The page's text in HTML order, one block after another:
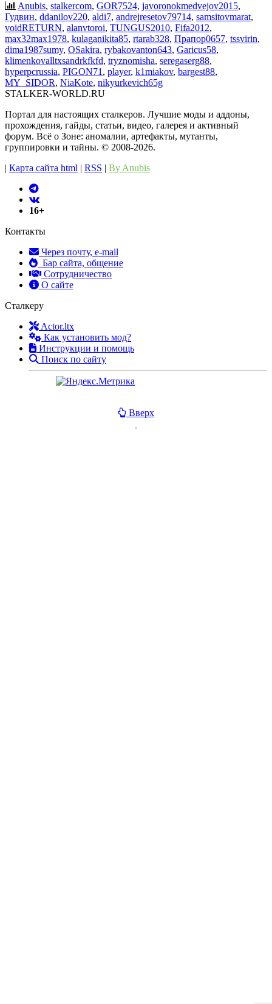
Anubis, stalkercom, GOR7524, javoronokmedvejov2015,
Гудвин, ddanilov220, aldi7, andrejresetov79714, samsitovmarat,
voidRETURN, alanvtoroi, TUNGUS2010, Fifa2012,
max32max1978, kulaganikita85, rtarab328, Прапор0657, tssvirin,
dima1987sumy, OSakira, rybakovanton643, Garicus58,
klimenkovalltxsandrkfkfd, tryznomisha, seregaserg88,
hyperpcrussia, PIGON71 , player, k1miakov, bargest88,
MY_SIDOR, NiaKote, nikyurkevich65g
STALKER-WORLD.RU
Портал для настоящих сталкеров. Лучшие моды и аддоны,
прохождения, гайды, статьи, видео, галерея и активный
форум. Всё о Зоне: аномалии, артефакты, мутанты,
группировки и тайны. ©️ 2008-2026.
| Карта сайта html | RSS | By Anubis
16+
Контакты
Через почту, e-mail
Бар сайта, общение
Сотрудничество
О сайте
Сталкеру
Actor.ltx
Как установить мод?
Инструкции и помощь
Поиск по сайту
Вверх